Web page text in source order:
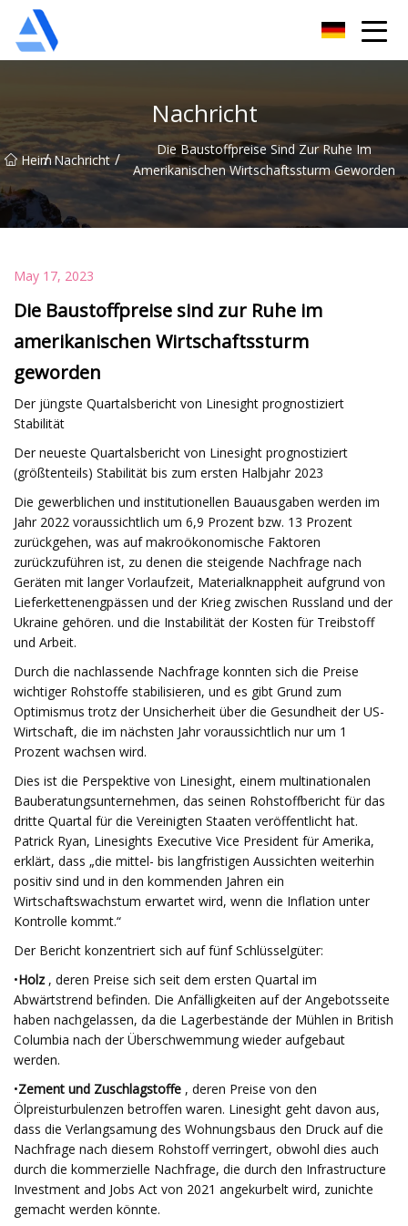
Nachricht
Heim
/ Nachricht /
Die Baustoffpreise Sind Zur Ruhe Im
Amerikanischen Wirtschaftssturm Geworden
May 17, 2023
Die Baustoffpreise sind zur Ruhe im
amerikanischen Wirtschaftssturm
geworden
Der jüngste Quartalsbericht von Linesight prognostiziert
Stabilität
Der neueste Quartalsbericht von Linesight prognostiziert
(größtenteils) Stabilität bis zum ersten Halbjahr 2023
Die gewerblichen und institutionellen Bauausgaben werden im
Jahr 2022 voraussichtlich um 6,9 Prozent bzw. 13 Prozent
zurückgehen, was auf makroökonomische Faktoren
zurückzuführen ist, zu denen die steigende Nachfrage nach
Geräten mit langer Vorlaufzeit, Materialknappheit aufgrund von
Lieferkettenengpässen und der Krieg zwischen Russland und der
Ukraine gehören. und die Instabilität der Kosten für Treibstoff
und Arbeit.
Durch die nachlassende Nachfrage konnten sich die Preise
wichtiger Rohstoffe stabilisieren, und es gibt Grund zum
Optimismus trotz der Unsicherheit über die Gesundheit der US-
Wirtschaft, die im nächsten Jahr voraussichtlich nur um 1
Prozent wachsen wird.
Dies ist die Perspektive von Linesight, einem multinationalen
Bauberatungsunternehmen, das seinen Rohstoffbericht für das
dritte Quartal für die Vereinigten Staaten veröffentlicht hat.
Patrick Ryan, Linesights Executive Vice President für Amerika,
erklärt, dass „die mittel- bis langfristigen Aussichten weiterhin
positiv sind und in den kommenden Jahren ein
Wirtschaftswachstum erwartet wird, wenn die Inflation unter
Kontrolle kommt.“
Der Bericht konzentriert sich auf fünf Schlüsselgüter:
•Holz , deren Preise sich seit dem ersten Quartal im
Abwärtstrend befinden. Die Anfälligkeiten auf der Angebotsseite
haben nachgelassen, da die Lagerbestände der Mühlen in British
Columbia nach der Überschwemmung wieder aufgebaut
werden.
•Zement und Zuschlagstoffe , deren Preise von den
Ölpreisturbulenzen betroffen waren. Linesight geht davon aus,
dass die Verlangsamung des Wohnungsbaus den Druck auf die
Nachfrage nach diesem Rohstoff verringert, obwohl dies auch
durch die kommerzielle Nachfrage, die durch den Infrastructure
Investment and Jobs Act von 2021 angekurbelt wird, zunichte
gemacht werden könnte.